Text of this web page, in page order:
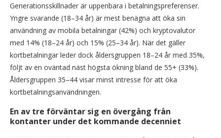
Generationsskillnader är uppenbara i betalningspreferenser.
Yngre svarande (18–34 år) är mest benägna att öka sin
användning av mobila betalningar (42%) och kryptovalutor
med 14% (18–24 år) och 15% (25–34 år). När det gäller
kortbetalningar leder dock åldersgruppen 18–24 år med 35%,
följt av en oväntad näst högsta ökning bland de 55+ (33%).
Åldersgruppen 35–44 visar minst intresse för att öka
kortbetalningsanvändningen.
En av tre förväntar sig en övergång från
kontanter under det kommande decenniet